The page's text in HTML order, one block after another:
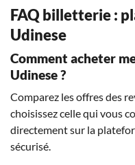
FAQ billetterie :
Udinese
Comment acheter
Udinese ?
Comparez les offres des
choisissez celle qui vous
directement sur la
sécurisé.